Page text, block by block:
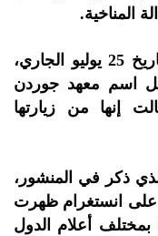
المناخية.
ونشرت صاحبة الحساب الصورة بتاريخ 25 يوليو الجاري،
اسم معهد جوردن
إنها من زيارتها
ذكر في المنشور،
انستغرام ظهرت
أعلام الدول